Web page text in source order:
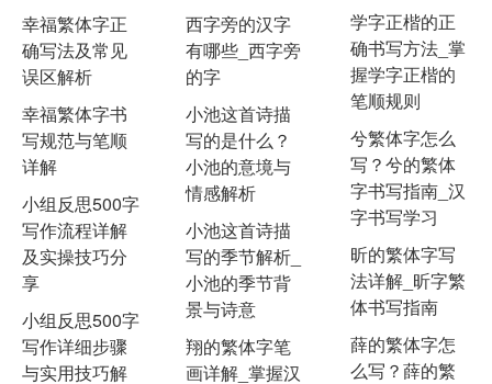
幸福繁体字正
确写法及常见
误区解析
幸福繁体字书
写规范与笔顺
详解
小组反思500字
写作流程详解
及实操技巧分
享
小组反思500字
写作详细步骤
与实用技巧解
西字旁的汉字
有哪些_西字旁
的字
小池这首诗描
写的是什么？
小池的意境与
情感解析
小池这首诗描
写的季节解析_
小池的季节背
景与诗意
翔的繁体字笔
画详解_掌握汉
学字正楷的正
确书写方法_掌
握学字正楷的
笔顺规则
兮繁体字怎么
写？兮的繁体
字书写指南_汉
字书写学习
昕的繁体字写
法详解_昕字繁
体书写指南
薛的繁体字怎
么写？薛的繁